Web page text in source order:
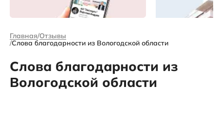
Главная Отзывы
Слова благодарности из Вологодской области
Слова благодарности из
Вологодской области